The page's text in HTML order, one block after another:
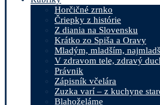
Horčičné zrnko
Čriepky z histórie
Z diania na Slovensku
Krátko zo Spiša a Oravy
Mladým, mladším,
V zdravom tele, zdravý
Právnik
Zápisník včelára
Zuzka varí – z kuchyne
Blahoželáme